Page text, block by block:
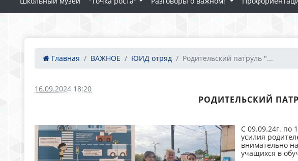
Главная ВАЖНОЕ ЮИД отряд Родительский патруль "...
16.09.2024 18:20
РОДИТЕЛЬСКИЙ
С 09.09.24г. по
усилия
внимательно
учащихся в